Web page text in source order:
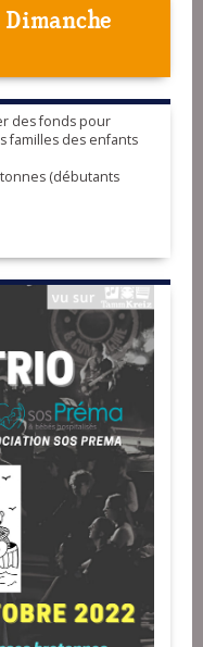
des fonds pour
familles des enfants
(débutants